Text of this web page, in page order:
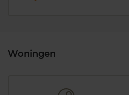
Woningen